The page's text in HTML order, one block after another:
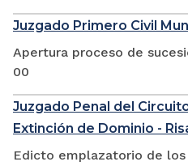
Juzgado Primero Civil
Apertura proceso de
00
Juzgado Penal del
Extinción de Dominio -
Edicto emplazatorio de